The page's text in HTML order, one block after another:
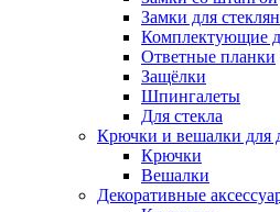
Замки для
Комплектующие
Ответные планки
Защёлки
Шпингалеты
Для стекла
Крючки и вешалки для
Крючки
Вешалки
Декоративные